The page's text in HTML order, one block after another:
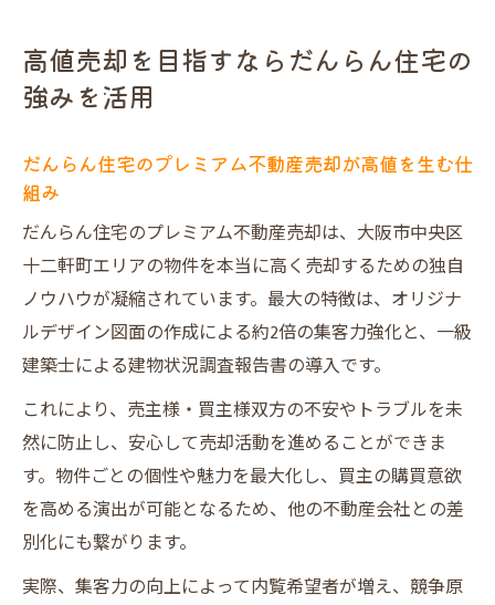
高値売却を目指すならだんらん住宅の
強みを活用
だんらん住宅のプレミアム不動産売却が高値を生む仕
組み
だんらん住宅のプレミアム不動産売却は、大阪市中央区
十二軒町エリアの物件を本当に高く売却するための独自
ノウハウが凝縮されています。最大の特徴は、オリジナ
ルデザイン図面の作成による約2倍の集客力強化と、一級
建築士による建物状況調査報告書の導入です。
これにより、売主様・買主様双方の不安やトラブルを未
然に防止し、安心して売却活動を進めることができま
す。物件ごとの個性や魅力を最大化し、買主の購買意欲
を高める演出が可能となるため、他の不動産会社との差
別化にも繋がります。
実際、集客力の向上によって内覧希望者が増え、競争原